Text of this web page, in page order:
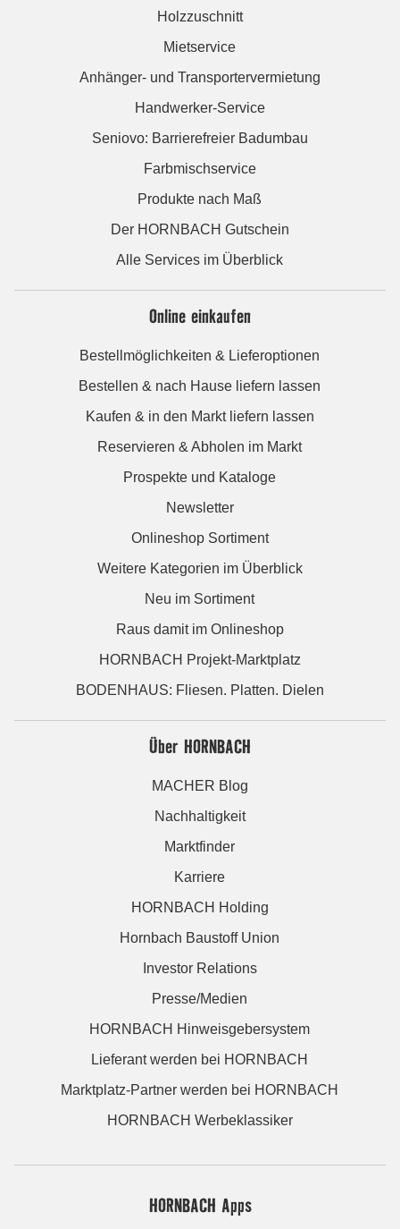
Holzzuschnitt
Mietservice
Anhänger- und Transportervermietung
Handwerker-Service
Seniovo: Barrierefreier Badumbau
Farbmischservice
Produkte nach Maß
Der HORNBACH Gutschein
Alle Services im Überblick
Online einkaufen
Bestellmöglichkeiten & Lieferoptionen
Bestellen & nach Hause liefern lassen
Kaufen & in den Markt liefern lassen
Reservieren & Abholen im Markt
Prospekte und Kataloge
Newsletter
Onlineshop Sortiment
Weitere Kategorien im Überblick
Neu im Sortiment
Raus damit im Onlineshop
HORNBACH Projekt-Marktplatz
BODENHAUS: Fliesen. Platten. Dielen
Über HORNBACH
MACHER Blog
Nachhaltigkeit
Marktfinder
Karriere
HORNBACH Holding
Hornbach Baustoff Union
Investor Relations
Presse/Medien
HORNBACH Hinweisgebersystem
Lieferant werden bei HORNBACH
Marktplatz-Partner werden bei HORNBACH
HORNBACH Werbeklassiker
HORNBACH Apps